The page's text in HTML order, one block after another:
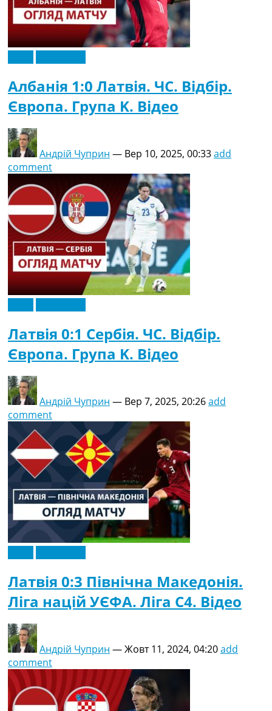
Албанія 1:0 Латвія. ЧC. Відбір.
Європа. Група K. Відео
Андрій Чуприн — Вер 10, 2025, 00:33add
comment
Латвія 0:1 Сербія. ЧC. Відбір.
Європа. Група K. Відео
Андрій Чуприн — Вер 7, 2025, 20:26add
comment
Латвія 0:3 Північна Македонія.
Ліга націй УЄФА. Ліга C4. Відео
Андрій Чуприн —Жовт 11, 2024, 04:20add
comment